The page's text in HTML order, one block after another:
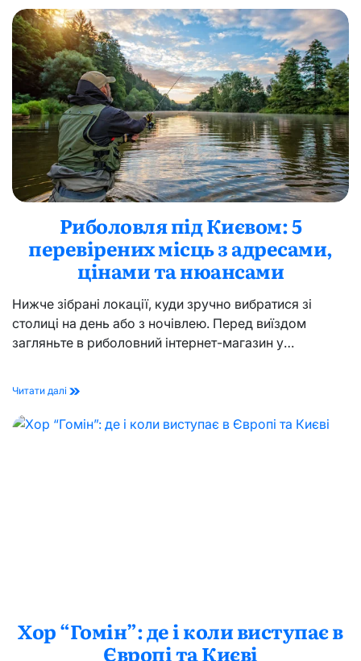
дискомфорт?
7
реальностей
кемпінгу
за
містом,
про
які
ніхто
не
попереджає
Риболовля під Києвом: 5
перевірених місць з адресами,
цінами та нюансами
Нижче зібрані локації, куди зручно вибратися зі
столиці на день або з ночівлею. Перед виїздом
загляньте в риболовний інтернет-магазин у…
Читати далі Риболовля
Києвом:
5
Хор “Гомін”: де і коли виступає в
Європі та Києві